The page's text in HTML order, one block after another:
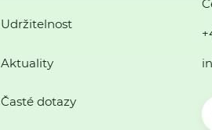
Udržitelnost
Aktuality
Časté dotazy